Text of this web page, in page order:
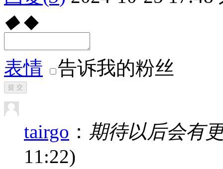
◆ ◆
表情 告诉我的粉丝
提 交
tairgo ： 期待以后会有
11:22)